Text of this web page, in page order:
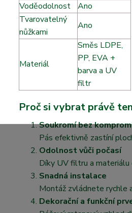
Voděodolnost
Ano
Tvarovatelný
nůžkami
Ano
Materiál
Směs LDPE,
PP, EVA +
barva a UV
filtr
Proč si vybrat právě
Soukromí bez
Pás efektivně zastíní
Odolnost vůči počasí
Díky UV filtru a materiálu
Snadná instalace
Montáž zvládnete rychle
Dekorační a funkční